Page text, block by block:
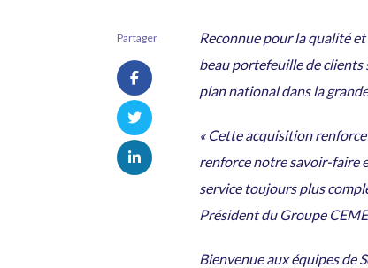
Partager
Reconnue pour la qualité
beau portefeuille de clients
plan national dans la
« Cette acquisition
renforce notre savoir-faire
service toujours plus
Président du Groupe
Bienvenue aux équipes de